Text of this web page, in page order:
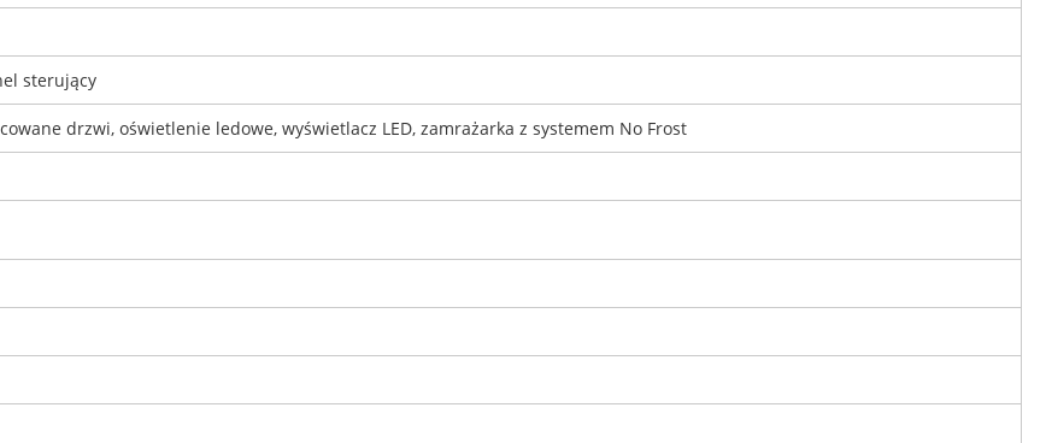
sterujący
drzwi, oświetlenie ledowe, wyświetlacz LED, zamrażarka z systemem No Frost